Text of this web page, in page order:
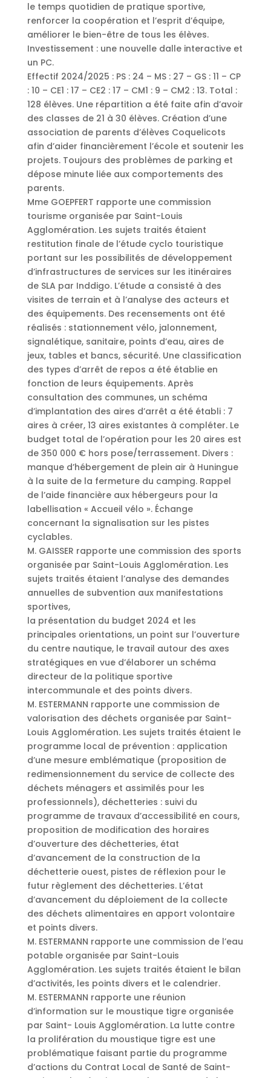
le temps quotidien de pratique sportive,
renforcer la coopération et l’esprit d’équipe,
améliorer le bien-être de tous les élèves.
Investissement : une nouvelle dalle interactive et
un PC.
Effectif 2024/2025 : PS : 24 – MS : 27 – GS : 11 – CP
: 10 – CE1 : 17 – CE2 : 17 – CM1 : 9 – CM2 : 13. Total :
128 élèves. Une répartition a été faite afin d’avoir
des classes de 21 à 30 élèves. Création d’une
association de parents d’élèves Coquelicots
afin d’aider financièrement l’école et soutenir les
projets. Toujours des problèmes de parking et
dépose minute liée aux comportements des
parents.
Mme GOEPFERT rapporte une commission
tourisme organisée par Saint-Louis
Agglomération. Les sujets traités étaient
restitution finale de l’étude cyclo touristique
portant sur les possibilités de développement
d’infrastructures de services sur les itinéraires
de SLA par Inddigo. L’étude a consisté à des
visites de terrain et à l’analyse des acteurs et
des équipements. Des recensements ont été
réalisés : stationnement vélo, jalonnement,
signalétique, sanitaire, points d’eau, aires de
jeux, tables et bancs, sécurité. Une classification
des types d’arrêt de repos a été établie en
fonction de leurs équipements. Après
consultation des communes, un schéma
d’implantation des aires d’arrêt a été établi : 7
aires à créer, 13 aires existantes à compléter. Le
budget total de l’opération pour les 20 aires est
de 350 000 € hors pose/terrassement. Divers :
manque d’hébergement de plein air à Huningue
à la suite de la fermeture du camping. Rappel
de l’aide financière aux hébergeurs pour la
labellisation « Accueil vélo ». Échange
concernant la signalisation sur les pistes
cyclables.
M. GAISSER rapporte une commission des sports
organisée par Saint-Louis Agglomération. Les
sujets traités étaient l’analyse des demandes
annuelles de subvention aux manifestations
sportives,
la présentation du budget 2024 et les
principales orientations, un point sur l’ouverture
du centre nautique, le travail autour des axes
stratégiques en vue d’élaborer un schéma
directeur de la politique sportive
intercommunale et des points divers.
M. ESTERMANN rapporte une commission de
valorisation des déchets organisée par Saint-
Louis Agglomération. Les sujets traités étaient le
programme local de prévention : application
d’une mesure emblématique (proposition de
redimensionnement du service de collecte des
déchets ménagers et assimilés pour les
professionnels), déchetteries : suivi du
programme de travaux d’accessibilité en cours,
proposition de modification des horaires
d’ouverture des déchetteries, état
d’avancement de la construction de la
déchetterie ouest, pistes de réflexion pour le
futur règlement des déchetteries. L’état
d’avancement du déploiement de la collecte
des déchets alimentaires en apport volontaire
et points divers.
M. ESTERMANN rapporte une commission de l’eau
potable organisée par Saint-Louis
Agglomération. Les sujets traités étaient le bilan
d’activités, les points divers et le calendrier.
M. ESTERMANN rapporte une réunion
d’information sur le moustique tigre organisée
par Saint- Louis Agglomération. La lutte contre
la prolifération du moustique tigre est une
problématique faisant partie du programme
d’actions du Contrat Local de Santé de Saint-